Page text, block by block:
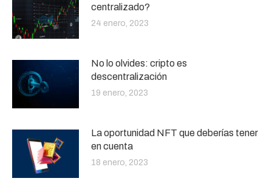
centralizado?
24 enero, 2023
No lo olvides: cripto es
descentralización
19 enero, 2023
La oportunidad NFT que deberías tener
en cuenta
18 enero, 2023